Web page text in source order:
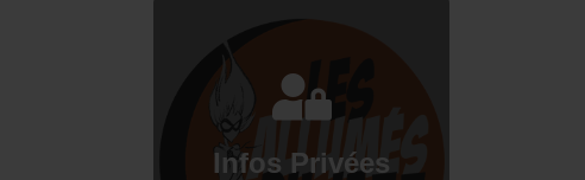
Infos Privées
Connectez-vous
à votre espace privé.